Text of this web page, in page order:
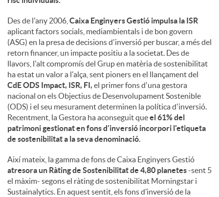
Des de l'any 2006, Caixa Enginyers Gestió impulsa la ISR
aplicant factors socials, mediambientals i de bon govern
(ASG) en la presa de decisions d'inversió per buscar, a més del
retorn financer, un impacte positiu a la societat. Des de
llavors, l'alt compromís del Grup en matèria de sostenibilitat
ha estat un valor a l'alça, sent pioners en el llançament del
CdE ODS Impact, ISR, FI, el primer fons d'una gestora
nacional on els Objectius de Desenvolupament Sostenible
(ODS) i el seu mesurament determinen la política d'inversió.
Recentment, la Gestora ha aconseguit queel 61% del
patrimoni gestionat en fons d'inversió incorpori l'etiqueta
de sostenibilitat a la seva denominació.
Així mateix, la gamma de fons de Caixa Enginyers Gestió
atresora un Ràting de Sostenibilitat de 4,80 planetes-sent 5
el màxim- segons el ràting de sostenibilitat Morningstar i
Sustainalytics. En aquest sentit, els fons d’inversió de la